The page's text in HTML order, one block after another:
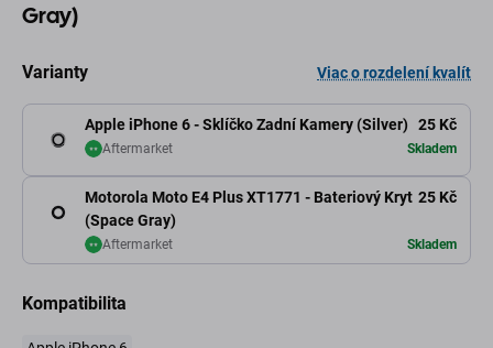
Gray)
Varianty Viac o rozdelení kvalít
Apple iPhone 6 - Sklíčko Zadní Kamery (Silver) 25 Kč
Aftermarket Skladem
Motorola Moto E4 Plus XT1771 - Bateriový Kryt
(Space Gray)
25 Kč
Aftermarket Skladem
Kompatibilita